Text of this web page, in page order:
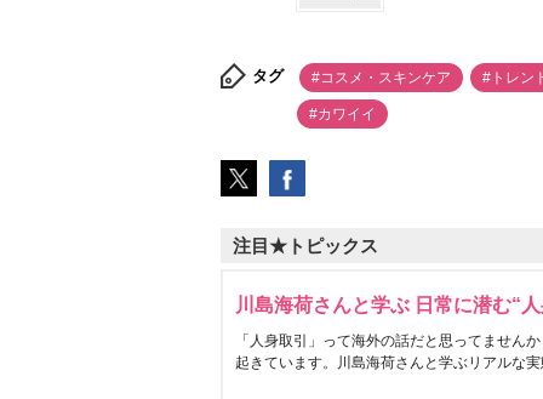
タグ #コスメ・スキンケア #トレン
#カワイイ
注目★トピックス
川島海荷さんと学ぶ 日常に潜む“
「人身取引」って海外の話だと思ってません
起きています。川島海荷さんと学ぶリアルな